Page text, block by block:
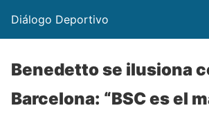
Diálogo Deportivo
Benedetto se ilusiona
Barcelona: “BSC es el